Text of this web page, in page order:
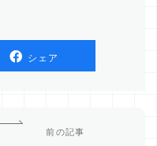
シェア
前の記事